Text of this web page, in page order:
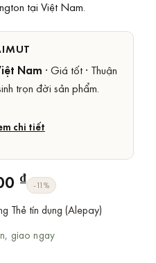
tại Việt Nam.
Nam · Giá tốt · Thuận
trọn đời sản phẩm.
chi tiết
₫.
₫
₫.
-11%
Thẻ tín dụng (Alepay)
giao ngay